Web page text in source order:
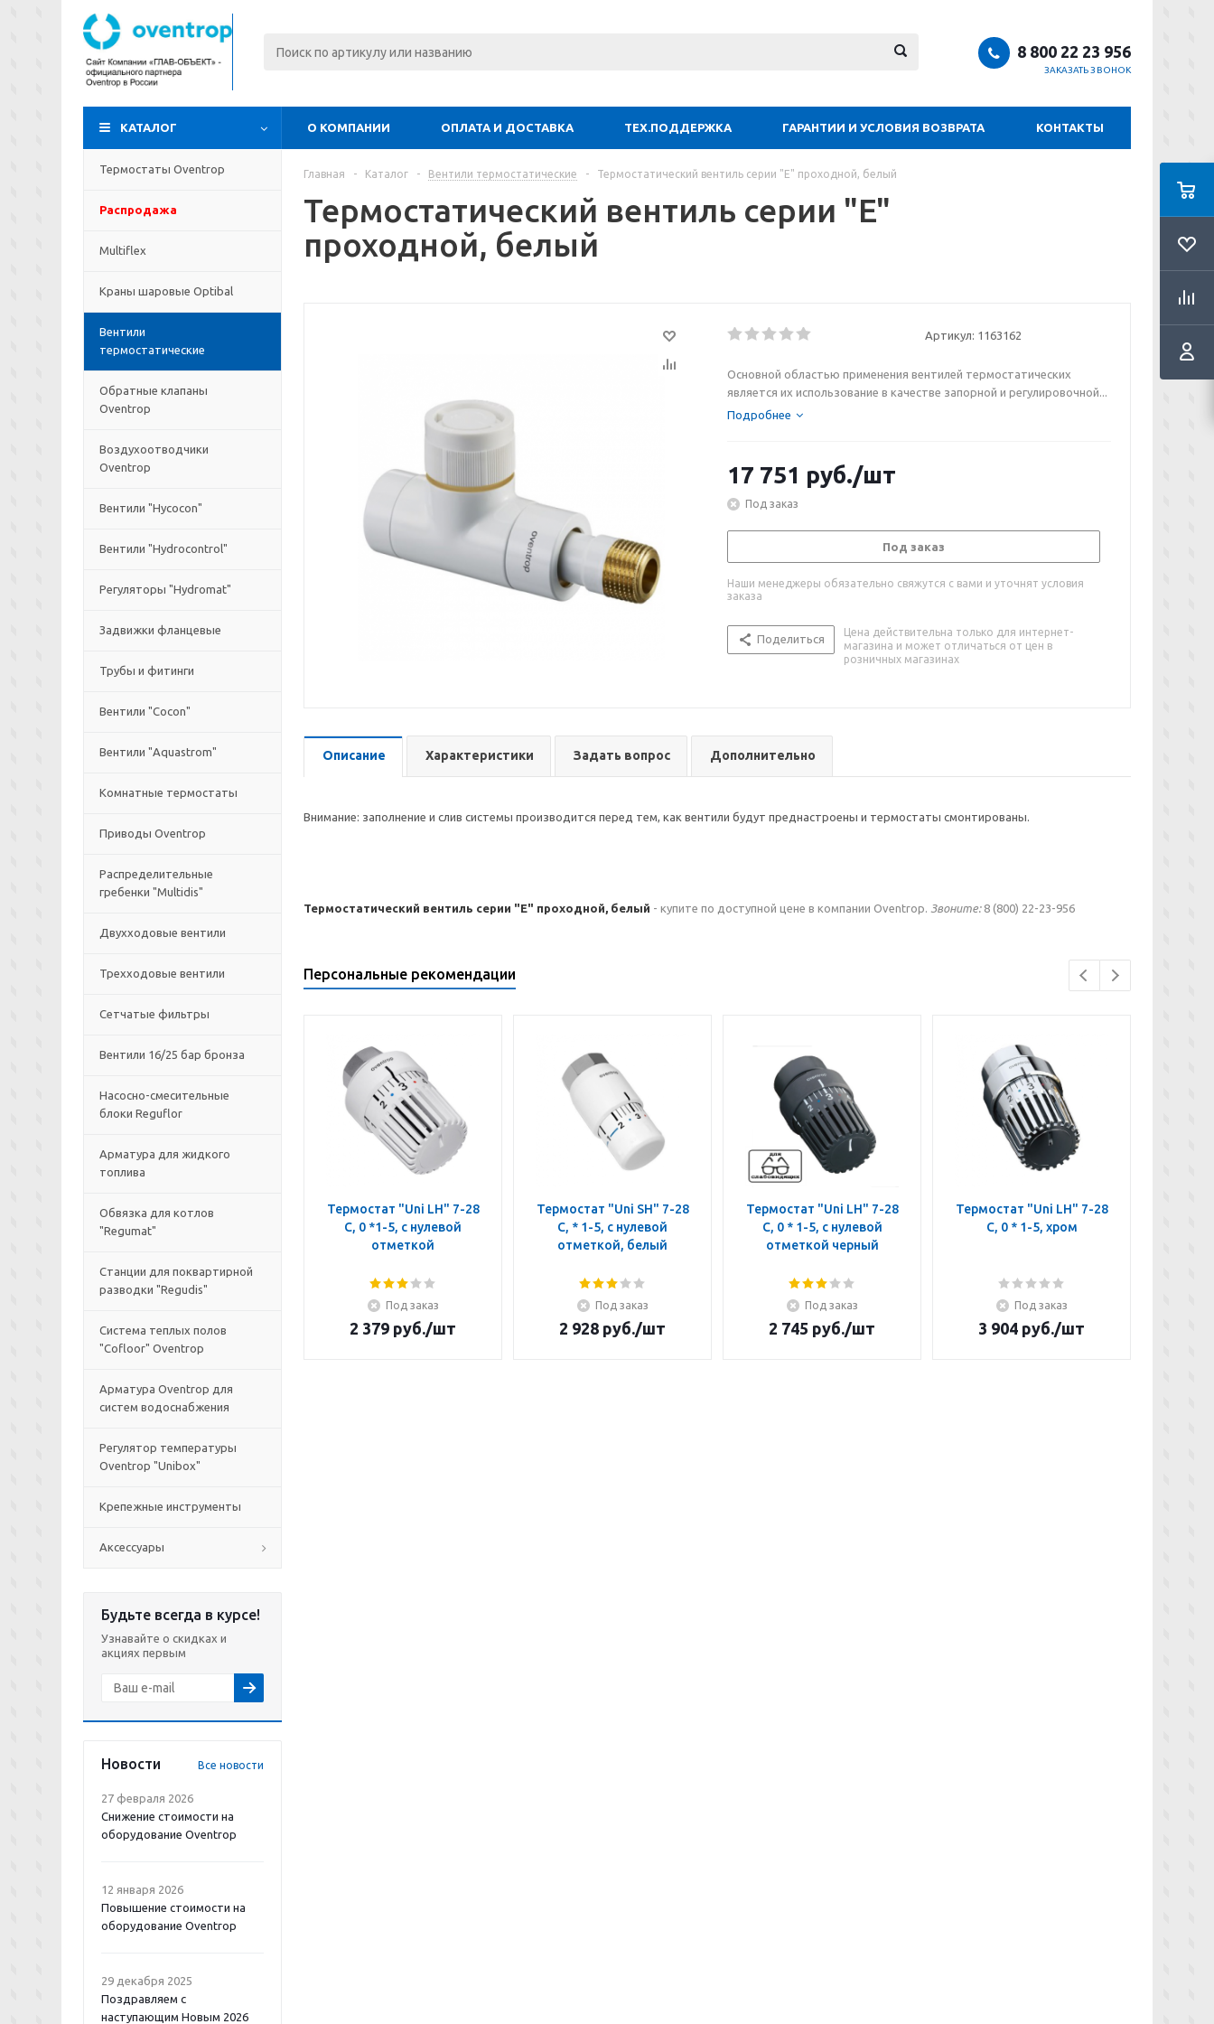
8 800 22 23 956
ЗАКАЗАТЬ ЗВОНОК
КАТАЛОГ О КОМПАНИИ ОПЛАТА И ДОСТАВКА ТЕХ.ПОДДЕРЖКА ГАРАНТИИ И УСЛОВИЯ ВОЗВРАТА КОНТАКТЫ
Термостаты Oventrop
Распродажа
Multiflex
Краны шаровые Optibal
Вентили
термостатические
Обратные клапаны
Oventrop
Воздухоотводчики
Oventrop
Вентили "Hycocon"
Вентили "Hydrocontrol"
Регуляторы "Hydromat"
Задвижки фланцевые
Трубы и фитинги
Вентили "Cocon"
Вентили "Aquastrom"
Комнатные термостаты
Приводы Oventrop
Распределительные
гребенки "Multidis"
Двухходовые вентили
Трехходовые вентили
Сетчатые фильтры
Вентили 16/25 бар бронза
Насосно-смесительные
блоки Reguflor
Арматура для жидкого
топлива
Обвязка для котлов
"Regumat"
Станции для поквартирной
разводки "Regudis"
Система теплых полов
"Cofloor" Oventrop
Арматура Oventrop для
систем водоснабжения
Регулятор температуры
Oventrop "Unibox"
Крепежные инструменты
Аксессуары
Будьте всегда в курсе!
Узнавайте о скидках и
акциях первым
Новости Все новости
27 февраля 2026
Снижение стоимости на
оборудование Oventrop
12 января 2026
Повышение стоимости на
оборудование Oventrop
29 декабря 2025
Поздравляем с
наступающим Новым 2026
Главная - Каталог - Вентили термостатические - Термостатический вентиль серии "E" проходной, белый
Термостатический вентиль серии "E"
проходной, белый
Артикул: 1163162
Основной областью применения вентилей термостатических
является их использование в качестве запорной и регулировочной...
Подробнее
17 751 руб./шт
Под заказ
Под заказ
Наши менеджеры обязательно свяжутся с вами и уточнят условия
заказа
Поделиться
Цена действительна только для интернет-
магазина и может отличаться от цен в
розничных магазинах
Описание Характеристики Задать вопрос Дополнительно
Внимание: заполнение и слив системы производится перед тем, как вентили будут преднастроены и термостаты смонтированы.
Термостатический вентиль серии "E" проходной, белый - купите по доступной цене в компании Oventrop. Звоните:8 (800) 22-23-956
Персональные рекомендации
Термостат "Uni LH" 7-28
C, 0 *1-5, с нулевой
отметкой
Под заказ
2 379 руб./шт
Термостат "Uni SH" 7-28
C, * 1-5, с нулевой
отметкой, белый
Под заказ
2 928 руб./шт
Термостат "Uni LH" 7-28
C, 0 * 1-5, с нулевой
отметкой черный
Под заказ
2 745 руб./шт
Термостат "Uni LH" 7-28
C, 0 * 1-5, хром
Под заказ
3 904 руб./шт